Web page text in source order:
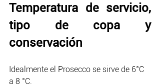
Temperatura de servicio,
tipo de copa y
conservación
Idealmente el Prosecco se sirve de 6°C
a 8 °C.